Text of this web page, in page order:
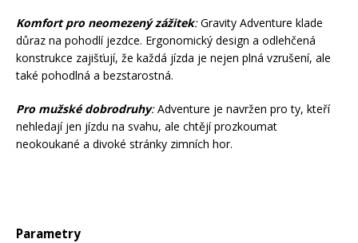
Komfort pro neomezený zážitek:Gravity Adventure klade
důraz na pohodlí jezdce. Ergonomický design a odlehčená
konstrukce zajišťují, že každá jízda je nejen plná vzrušení, ale
také pohodlná a bezstarostná.
Pro mužské dobrodruhy:Adventure je navržen pro ty, kteří
nehledají jen jízdu na svahu, ale chtějí prozkoumat
neokoukané a divoké stránky zimních hor.
Parametry